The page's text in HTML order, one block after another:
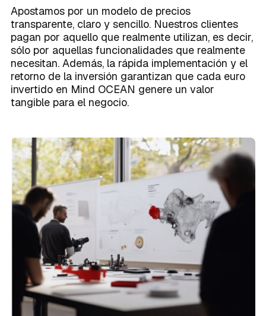
Apostamos por un modelo de precios
transparente, claro y sencillo. Nuestros clientes
pagan por aquello que realmente utilizan, es decir,
sólo por aquellas funcionalidades que realmente
necesitan. Además, la rápida implementación y el
retorno de la inversión garantizan que cada euro
invertido en Mind OCEAN genere un valor
tangible para el negocio.